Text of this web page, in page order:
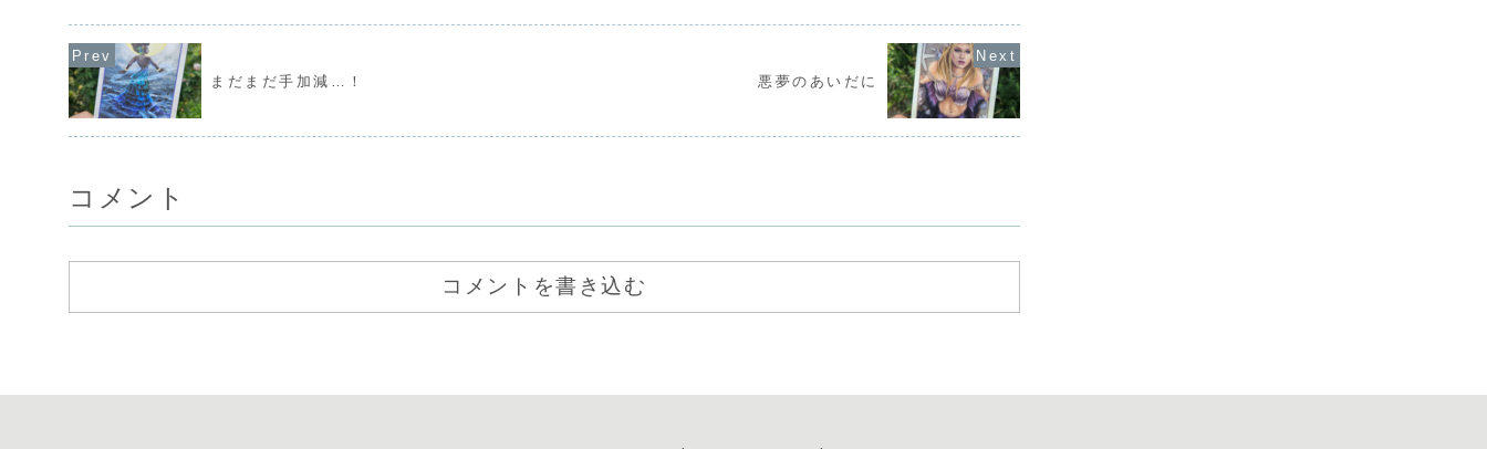
ワッと揺れたら、それは神...
は経済的に厳しいかもし...
まだまだ手加減…！ 悪夢のあいだに
コメント
コメントを書き込む